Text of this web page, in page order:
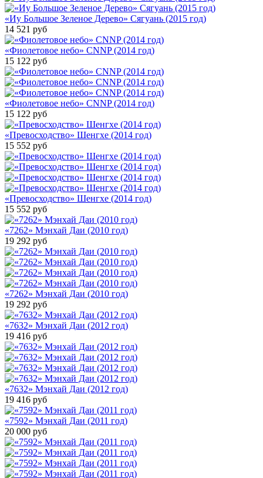
«Иу Большое Зеленое Дерево» Сягуань (2015 год)
14 521 руб
«Фиолетовое небо» CNNP (2014 год)
15 122 руб
«Фиолетовое небо» CNNP (2014 год)
15 122 руб
«Превосходство» Шенгхе (2014 год)
15 552 руб
«Превосходство» Шенгхе (2014 год)
15 552 руб
«7262» Мэнхай Даи (2010 год)
19 292 руб
«7262» Мэнхай Даи (2010 год)
19 292 руб
«7632» Мэнхай Даи (2012 год)
19 416 руб
«7632» Мэнхай Даи (2012 год)
19 416 руб
«7592» Мэнхай Даи (2011 год)
20 000 руб